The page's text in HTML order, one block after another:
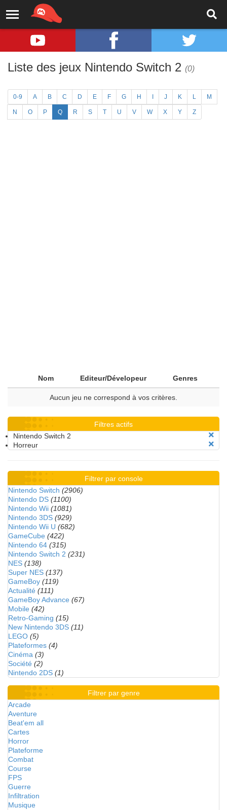
Liste des jeux Nintendo Switch 2 (0)
0-9 A B C D E F G H J K L M
N O P Q R S T U V W X Y Z
Nom Editeur/Dévelopeur Genres
Aucun jeu ne correspond à vos critères.
Filtres actifs
Nintendo Switch 2
Horreur
Filtrer par console
Nintendo Switch (2906)
Nintendo DS (1100)
Nintendo Wii (1081)
Nintendo 3DS (929)
Nintendo Wii U (682)
GameCube (422)
Nintendo 64 (315)
Nintendo Switch 2 (231)
NES (138)
Super NES (137)
GameBoy (119)
Actualité (111)
GameBoy Advance (67)
Mobile (42)
Retro-Gaming (15)
New Nintendo 3DS (11)
LEGO (5)
Plateformes (4)
Cinéma (3)
Société (2)
Nintendo 2DS (1)
Filtrer par genre
Arcade
Aventure
Beat'em all
Cartes
Horror
Plateforme
Combat
Course
FPS
Guerre
Infiltration
Musique